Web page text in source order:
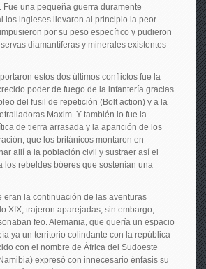
Fue una pequeña guerra duramente
los ingleses llevaron al principio la peor
por su peso específico y pudieron
diamantíferas y minerales existentes
estos dos últimos conflictos fue la
poder de fuego de la infantería gracias
del fusil de repetición (Bolt action) y a la
Maxim. Y también lo fue la
de tierra arrasada y la aparición de los
que los británicos montaron en
allí a la población civil y sustraer así el
los rebeldes bóeres que sostenían una
eran la continuación de las aventuras
XIX, trajeron aparejadas, sin embargo,
feo. Alemania, que quería un espacio
ya un territorio colindante con la república
con el nombre de África del Sudoeste
expresó con innecesario énfasis su